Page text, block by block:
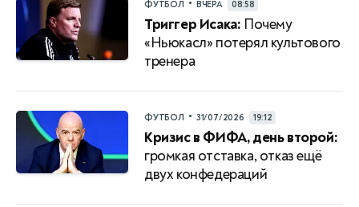
ФУТБОЛ • ВЧЕРА 08:58
Триггер Исака: Почему
«Ньюкасл» потерял культового
тренера
ФУТБОЛ • 31/07/2026 19:12
Кризис в ФИФА, день второй:
громкая отставка, отказ ещё
двух конфедераций